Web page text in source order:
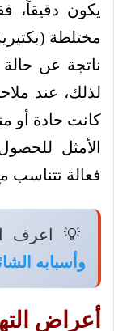
يكون
مختلطة
ناتجة عن
لذلك، عند
كانت حادة أو
الأمثل
فعالة تتناسب
💡 اعرف
وأسبابه
أعراض